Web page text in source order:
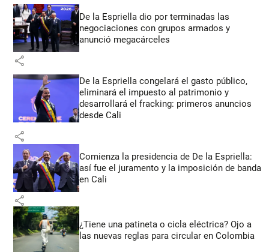
De la Espriella dio por terminadas las
negociaciones con grupos armados y
anunció megacárceles
share
De la Espriella congelará el gasto público,
eliminará el impuesto al patrimonio y
desarrollará el fracking: primeros anuncios
desde Cali
share
Comienza la presidencia de De la Espriella:
así fue el juramento y la imposición de banda
en Cali
share
¿Tiene una patineta o cicla eléctrica? Ojo a
las nuevas reglas para circular en Colombia